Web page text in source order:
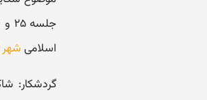
اسلامیشهر
گردشکار: